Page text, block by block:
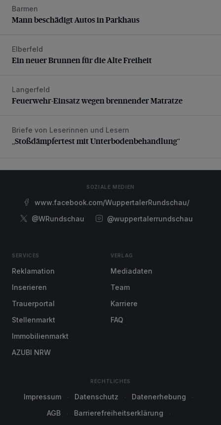
Mann beschädigt Autos in Parkhaus
Barmen
Mann beschädigt Autos in Parkhaus
Ein neuer Brunnen für die Alte Freiheit
Elberfeld
Ein neuer Brunnen für die Alte Freiheit
Feuerwehr-Einsatz wegen brennender Matratze
Langerfeld
Feuerwehr-Einsatz wegen brennender Matratze
„Stoßdämpfertest mit Unterbodenbehandlung“
Briefe von Leserinnen und Lesern
„Stoßdämpfertest mit Unterbodenbehandlung“
SOZIALE MEDIEN
www.facebook.com/WuppertalerRundschau/
@WRundschau
@wuppertalerrundschau
SERVICES
Reklamation
Inserieren
Trauerportal
Stellenmarkt
Immobilienmarkt
AZUBI NRW
VERLAG
Mediadaten
Team
Karriere
FAQ
RECHTLICHES
Impressum Datenschutz
Datenerhebung
AGB
Barrierefreiheitserklärung